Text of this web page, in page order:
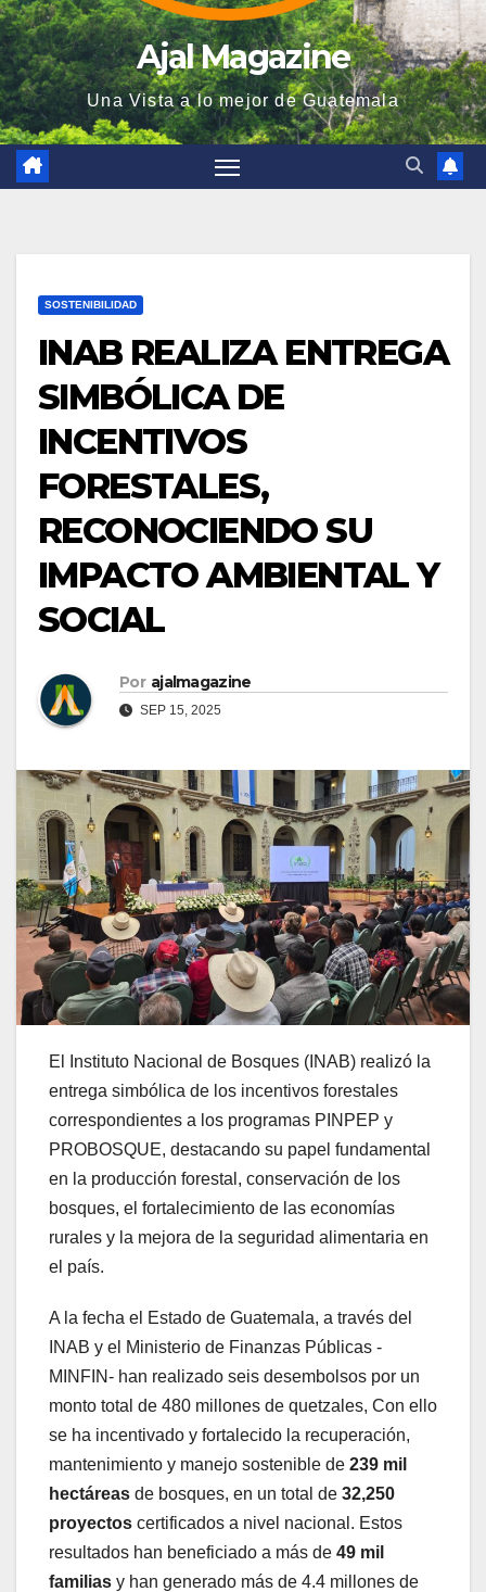
Ajal Magazine
Una Vista a lo mejor de Guatemala
SOSTENIBILIDAD
INAB REALIZA ENTREGA
SIMBÓLICA DE
INCENTIVOS
FORESTALES,
RECONOCIENDO SU
IMPACTO AMBIENTAL Y
SOCIAL
Por ajalmagazine
SEP 15, 2025
El Instituto Nacional de Bosques (INAB) realizó la
entrega simbólica de los incentivos forestales
correspondientes a los programas PINPEP y
PROBOSQUE, destacando su papel fundamental
en la producción forestal, conservación de los
bosques, el fortalecimiento de las economías
rurales y la mejora de la seguridad alimentaria en
el país.
A la fecha el Estado de Guatemala, a través del
INAB y el Ministerio de Finanzas Públicas -
MINFIN- han realizado seis desembolsos por un
monto total de 480 millones de quetzales, Con ello
se ha incentivado y fortalecido la recuperación,
mantenimiento y manejo sostenible de 239 mil
hectáreas de bosques, en un total de 32,250
proyectos certificados a nivel nacional. Estos
resultados han beneficiado a más de 49 mil
familias y han generado más de 4.4 millones de